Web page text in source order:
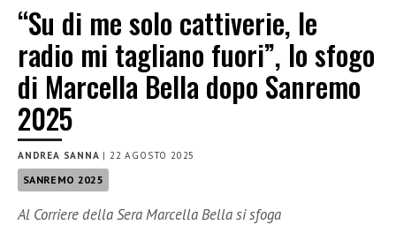
“Su di me solo cattiverie, le
radio mi tagliano fuori”, lo sfogo
di Marcella Bella dopo Sanremo
2025
ANDREA SANNA | 22 AGOSTO 2025
SANREMO 2025
Al Corriere della Sera Marcella Bella si sfoga